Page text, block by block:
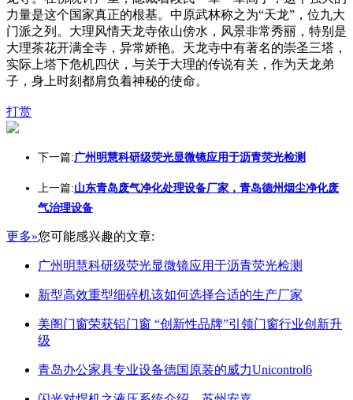
力量是这个国家真正的根基。中原武林称之为“天龙”，位九大
门派之列。大理风情天龙寺依山傍水，风景非常秀丽，特别是
大理茶花开满全寺，异常娇艳。天龙寺中有著名的崇圣三塔，
实际上塔下危机四伏，与关于大理的传说有关，作为天龙弟
子，身上时刻都肩负着神秘的使命。
打赏
下一篇:广州明慧科研级荧光显微镜应用于沥青荧光检测
上一篇:山东青岛废气净化处理设备厂家，青岛德州烟尘净化废
气治理设备
更多»您可能感兴趣的文章:
广州明慧科研级荧光显微镜应用于沥青荧光检测
新型高效重型细碎机该如何选择合适的生产厂家
美阁门窗荣获铝门窗 “创新性品牌”引领门窗行业创新升
级
青岛办公家具专业设备德国原装的威力Unicontrol6